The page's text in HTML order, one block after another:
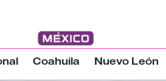
Coahuila Nuevo León